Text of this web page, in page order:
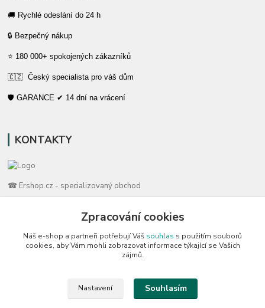
🚚 Rychlé odeslání do 24 h
🔒 Bezpečný nákup
⭐ 180 000+ spokojených zákazníků
🇨🇿 Český specialista pro váš dům
🛡️ GARANCE ✔ 14 dní na vrácení
KONTAKTY
☎ Ershop.cz - specializovaný obchod
🛡️ Zákaznická podpora
📞 728 007 997
⏰ Po-Pá | 7:00 - 13:30 |
Zpracování cookies
Náš e-shop a partneři potřebují Váš souhlas s použitím souborů
cookies, aby Vám mohli zobrazovat informace týkající se Vašich
zájmů.
Nastavení Souhlasím